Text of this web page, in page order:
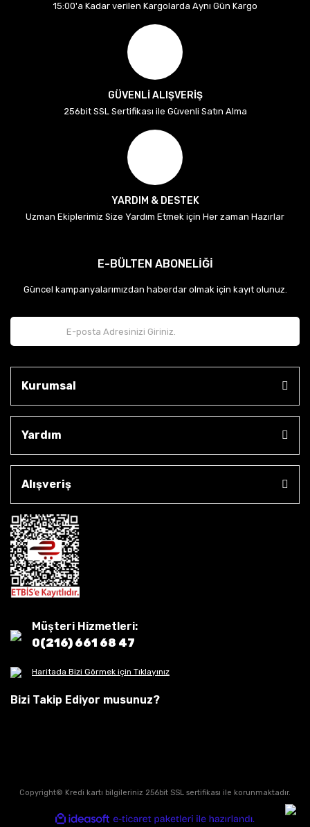
15:00'a Kadar verilen Kargolarda Aynı Gün Kargo
GÜVENLİ ALIŞVERİŞ
256bit SSL Sertifikası ile Güvenli Satın Alma
YARDIM & DESTEK
Uzman Ekiplerimiz Size Yardım Etmek için Her zaman Hazırlar
E-BÜLTEN ABONELİĞİ
Güncel kampanyalarımızdan haberdar olmak için kayıt olunuz.
Kurumsal
Yardım
Alışveriş
Müşteri Hizmetleri:
0(216) 661 68 47
Haritada Bizi Görmek için Tıklayınız
Bizi Takip Ediyor musunuz?
Copyright© Kredi kartı bilgileriniz 256bit SSL sertifikası ile korunmaktadır.
ideasoft
e-